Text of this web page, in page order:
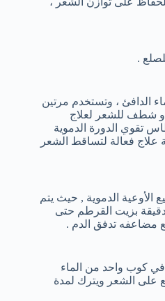
.
الدافئ ، وتستخدم مرتين
شطف للشعر لعلاج
تقوي الدورة الدموية
علاج فعالة لتساقط الشعر
الأوعية الدموية , حيث يتم
بزيت القرطم حتى
مضاعفه تدفق الدم .
كوب واحد من الماء
على الشعر ويترك لمدة